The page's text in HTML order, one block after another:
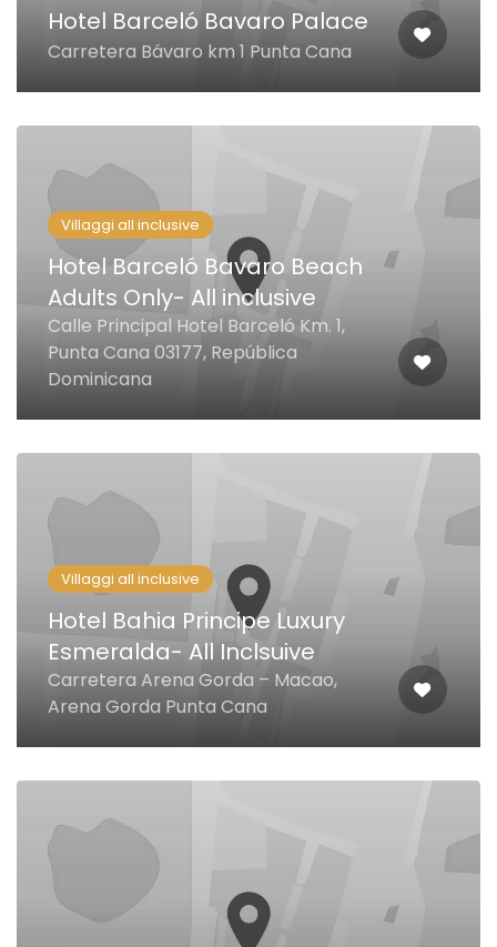
Hotel Barceló Bavaro Palace
Carretera Bávaro km 1 Punta Cana
Villaggi all inclusive
Hotel Barceló Bavaro Beach
Adults Only- All inclusive
Calle Principal Hotel Barceló Km. 1,
Punta Cana 03177, República
Dominicana
Villaggi all inclusive
Hotel Bahia Principe Luxury
Esmeralda- All Inclsuive
Carretera Arena Gorda – Macao,
Arena Gorda Punta Cana